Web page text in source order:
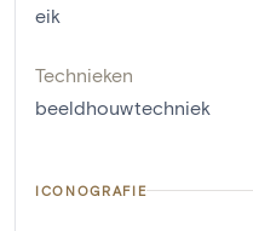
eik
Technieken
beeldhouwtechniek
ICONOGRAFIE